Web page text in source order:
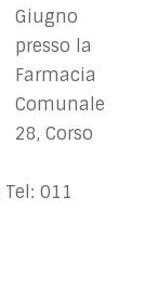
Giugno
presso la
Farmacia
Comunale
28, Corso
Tel: 011